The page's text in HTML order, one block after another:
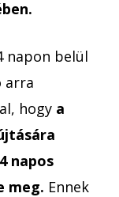
napon belül
arra
hogy a
napos
meg. Ennek